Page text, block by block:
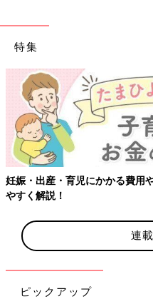
特集
【ワクチン接種できるものも
連
ピックアップ